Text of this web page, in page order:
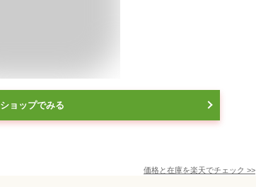
ショップでみる
価格と在庫を楽天でチェック >>